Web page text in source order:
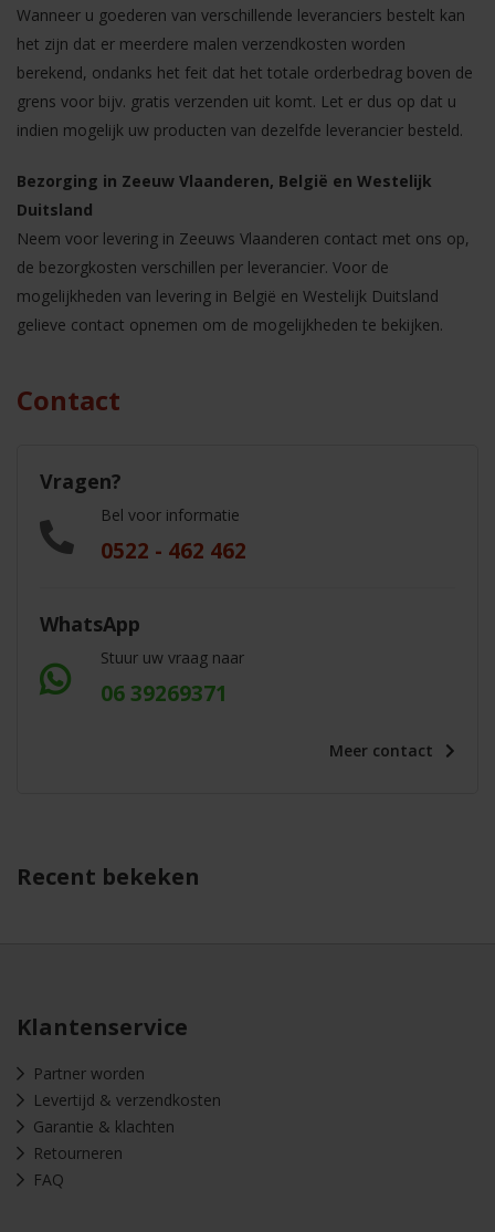
Wanneer u goederen van verschillende leveranciers bestelt kan
het zijn dat er meerdere malen verzendkosten worden
berekend, ondanks het feit dat het totale orderbedrag boven de
grens voor bijv. gratis verzenden uit komt. Let er dus op dat u
indien mogelijk uw producten van dezelfde leverancier besteld.
Bezorging in Zeeuw Vlaanderen, België en Westelijk
Duitsland
Neem voor levering in Zeeuws Vlaanderen contact met ons op,
de bezorgkosten verschillen per leverancier. Voor de
mogelijkheden van levering in België en Westelijk Duitsland
gelieve contact opnemen om de mogelijkheden te bekijken.
Contact
Vragen?
Bel voor informatie
0522 - 462 462
WhatsApp
Stuur uw vraag naar
06 39269371
Meer contact
Recent bekeken
Klantenservice
Partner worden
Levertijd & verzendkosten
Garantie & klachten
Retourneren
FAQ